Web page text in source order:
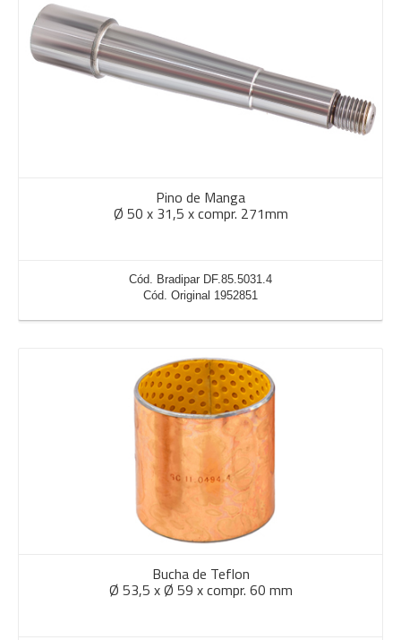
Pino de Manga
Ø 50 x 31,5 x compr. 271mm
Cód. Bradipar DF.85.5031.4
Cód. Original 1952851
Bucha de Teflon
Ø 53,5 x Ø 59 x compr. 60 mm